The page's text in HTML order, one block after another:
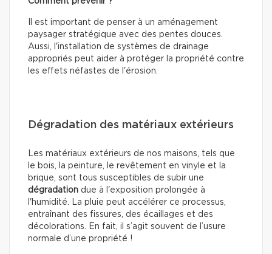
Il est important de penser à un aménagement
paysager stratégique avec des pentes douces.
Aussi, l'installation de systèmes de drainage
appropriés peut aider à protéger la propriété contre
les effets néfastes de l'érosion.
Dégradation des matériaux extérieurs
Les matériaux extérieurs de nos maisons, tels que
le bois, la peinture, le revêtement en vinyle et la
brique, sont tous susceptibles de subir une
dégradation due à l'exposition prolongée à
l'humidité. La pluie peut accélérer ce processus,
entraînant des fissures, des écaillages et des
décolorations. En fait, il s’agit souvent de l’usure
normale d’une propriété !